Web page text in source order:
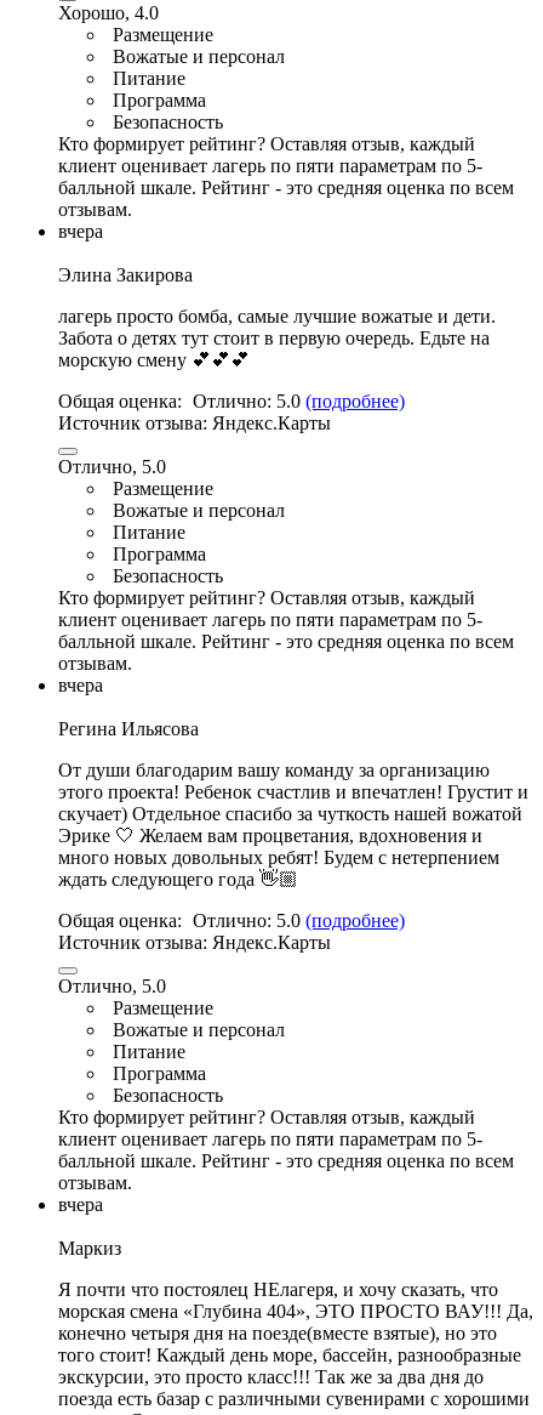
Хорошо, 4.0
Размещение
Вожатые и персонал
Питание
Программа
Безопасность
Кто формирует рейтинг? Оставляя отзыв, каждый
клиент оценивает лагерь по пяти параметрам по 5-
балльной шкале. Рейтинг - это средняя оценка по всем
отзывам.
вчера
Элина Закирова
лагерь просто бомба, самые лучшие вожатые и дети.
Забота о детях тут стоит в первую очередь. Едьте на
морскую смену 💕💕💕
Общая оценка: Отлично: 5.0 (подробнее)
Источник отзыва: Яндекс.Карты
Отлично, 5.0
Размещение
Вожатые и персонал
Питание
Программа
Безопасность
Кто формирует рейтинг? Оставляя отзыв, каждый
клиент оценивает лагерь по пяти параметрам по 5-
балльной шкале. Рейтинг - это средняя оценка по всем
отзывам.
вчера
Регина Ильясова
От души благодарим вашу команду за организацию
этого проекта! Ребенок счастлив и впечатлен! Грустит и
скучает) Отдельное спасибо за чуткость нашей вожатой
Эрике 🤍 Желаем вам процветания, вдохновения и
много новых довольных ребят! Будем с нетерпением
ждать следующего года 👋🏼
Общая оценка: Отлично: 5.0 (подробнее)
Источник отзыва: Яндекс.Карты
Отлично, 5.0
Размещение
Вожатые и персонал
Питание
Программа
Безопасность
Кто формирует рейтинг? Оставляя отзыв, каждый
клиент оценивает лагерь по пяти параметрам по 5-
балльной шкале. Рейтинг - это средняя оценка по всем
отзывам.
вчера
Маркиз
Я почти что постоялец НЕлагеря, и хочу сказать, что
морская смена «Глубина 404», ЭТО ПРОСТО ВАУ!!! Да,
конечно четыря дня на поезде(вместе взятые), но это
того стоит! Каждый день море, бассейн, разнообразные
экскурсии, это просто класс!!! Так же за два дня до
поезда есть базар с различными сувенирами с хорошими